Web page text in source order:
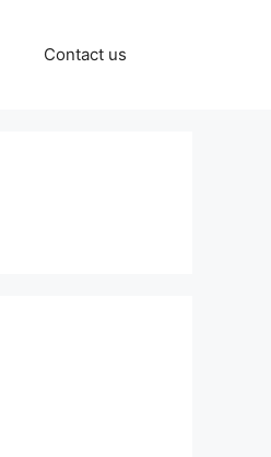
Contact us